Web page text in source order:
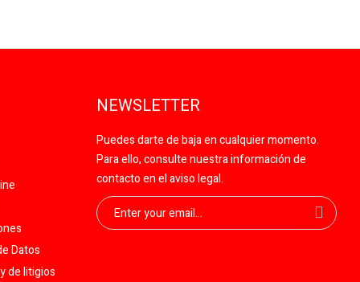
Datos
de litigios
NEWSLETTER
Puedes darte de baja en cualquier momento.
Para ello, consulte nuestra información de
contacto en el aviso legal.